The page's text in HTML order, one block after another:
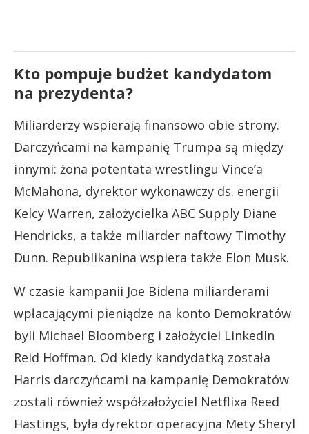
Kto pompuje budżet kandydatom
na prezydenta?
Miliarderzy wspierają finansowo obie strony.
Darczyńcami na kampanię Trumpa są między
innymi: żona potentata wrestlingu Vince’a
McMahona, dyrektor wykonawczy ds. energii
Kelcy Warren, założycielka ABC Supply Diane
Hendricks, a także miliarder naftowy Timothy
Dunn. Republikanina wspiera także Elon Musk.
W czasie kampanii Joe Bidena miliarderami
wpłacającymi pieniądze na konto Demokratów
byli Michael Bloomberg i założyciel LinkedIn
Reid Hoffman. Od kiedy kandydatką została
Harris darczyńcami na kampanię Demokratów
zostali również współzałożyciel Netflixa Reed
Hastings, była dyrektor operacyjna Mety Sheryl